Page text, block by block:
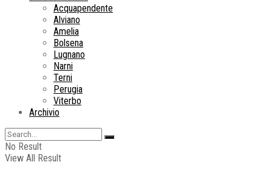
Acquapendente
Alviano
Amelia
Bolsena
Lugnano
Narni
Terni
Perugia
Viterbo
Archivio
No Result
View All Result